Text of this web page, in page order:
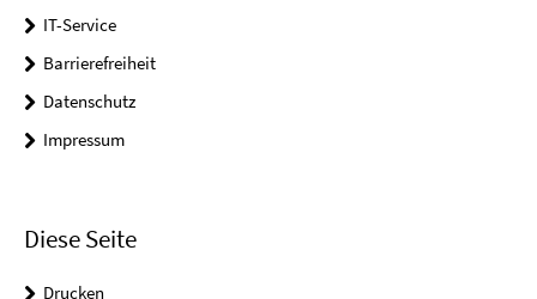
IT-Service
Barrierefreiheit
Datenschutz
Impressum
Diese Seite
Drucken